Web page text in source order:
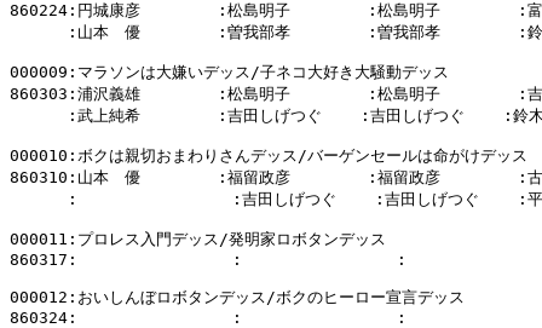
860224:円城康彦        :松島明子        :松島明子        :富
:山本　優        :曽我部孝        :曽我部孝        :鈴
000009:マラソンは大嫌いデッス/子ネコ大好き大騒動デッス
860303:浦沢義雄        :松島明子        :松島明子        :吉
:武上純希        :吉田しげつぐ    :吉田しげつぐ    :鈴
000010:ボクは親切おまわりさんデッス/バーゲンセールは命がけデッス
860310:山本　優        :福留政彦        :福留政彦        :古
:                :吉田しげつぐ    :吉田しげつぐ    :平
000011:プロレス入門デッス/発明家ロボタンデッス
860317:                :                :
000012:おいしんぼロボタンデッス/ボクのヒーロー宣言デッス
860324:                :                :